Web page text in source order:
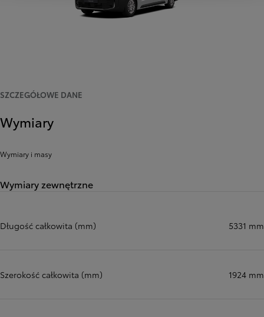
SZCZEGÓŁOWE DANE
Wymiary
Wymiary i masy
Wymiary zewnętrzne
Długość całkowita (mm) 5331 mm
Szerokość całkowita (mm) 1924 mm